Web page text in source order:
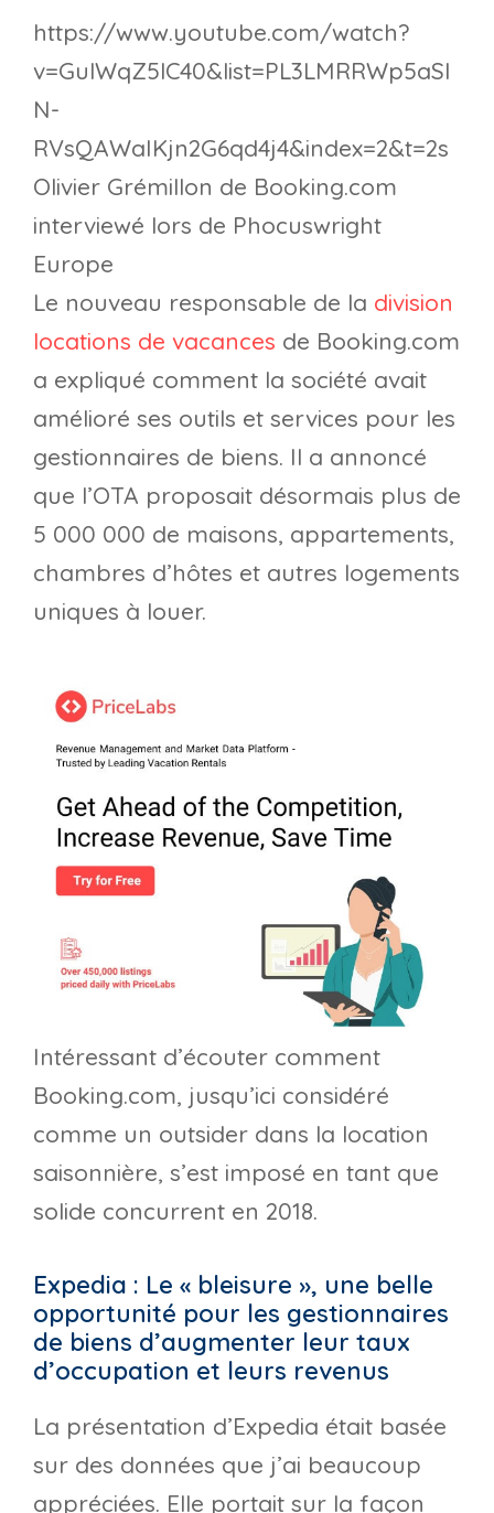
https://www.youtube.com/watch?
v=GulWqZ5lC40&list=PL3LMRRWp5aSl
N-
RVsQAWaIKjn2G6qd4j4&index=2&t=2s
Olivier Grémillon de Booking.com
interviewé lors de Phocuswright
Europe
Le nouveau responsable de la division
locations de vacances de Booking.com
a expliqué comment la société avait
amélioré ses outils et services pour les
gestionnaires de biens. Il a annoncé
que l’OTA proposait désormais plus de
5 000 000 de maisons, appartements,
chambres d’hôtes et autres logements
uniques à louer.
Intéressant d’écouter comment
Booking.com, jusqu’ici considéré
comme un outsider dans la location
saisonnière, s’est imposé en tant que
solide concurrent en 2018.
Expedia : Le « bleisure », une belle
opportunité pour les gestionnaires
de biens d’augmenter leur taux
d’occupation et leurs revenus
La présentation d’Expedia était basée
sur des données que j’ai beaucoup
appréciées. Elle portait sur la façon